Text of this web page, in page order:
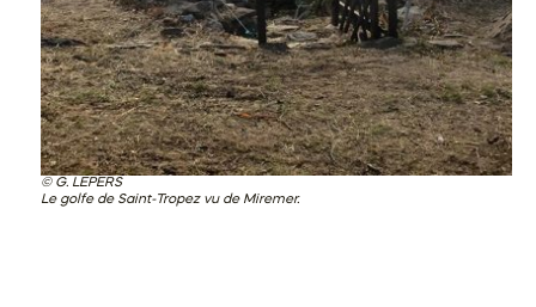
G. LEPERS
Le golfe de Saint-Tropez vu de Miremer.